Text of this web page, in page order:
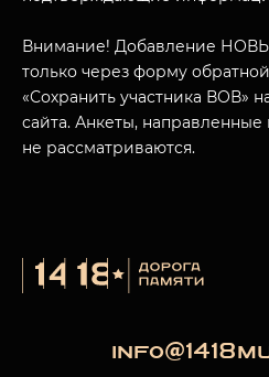
Внимание! Добавление
только через форму
«Сохранить участника ВОВ»
сайта. Анкеты,
не рассматриваются.